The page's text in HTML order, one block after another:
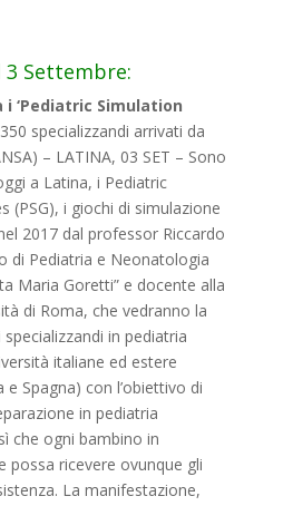
3 Settembre:
‘Pediatric Simulation
specializzandi arrivati da
– LATINA, 03 SET – Sono
a Latina, i Pediatric
(PSG), i giochi di simulazione
2017 dal professor Riccardo
di Pediatria e Neonatologia
Maria Goretti” e docente alla
di Roma, che vedranno la
in pediatria
italiane ed estere
e Spagna) con l’obiettivo di
in pediatria
che ogni bambino in
possa ricevere ovunque gli
La manifestazione,